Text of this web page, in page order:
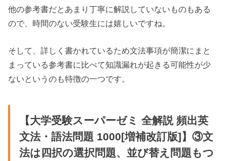
他の参考書だとあまり丁寧に解説していないものもある
ので、時間のない受験生には嬉しいですね。
そして、詳しく書かれているため文法事項が簡潔にまと
まっている参考書に比べて知識漏れが起きる可能性が少
ないというのも特徴の一つです。
【大学受験スーパーゼミ 全解説 頻出英
文法・語法問題 1000[増補改訂版]】③文
法は四択の選択問題、並び替え問題もつ